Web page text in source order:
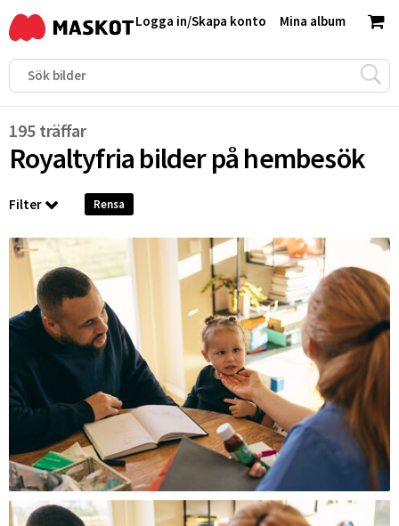
Mina album
Logga in/Skapa konto
195 träffar
Royaltyfria bilder på hembesök
Filter Rensa